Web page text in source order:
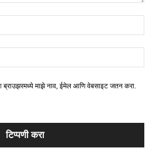
ब्राउझरमध्ये माझे नाव, ईमेल आणि वेबसाइट जतन करा.